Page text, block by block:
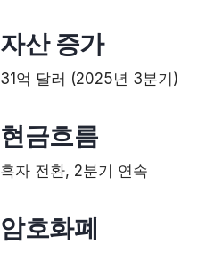
자산 증가
31억 달러 (2025년 3분기)
현금흐름
흑자 전환, 2분기 연속
암호화폐